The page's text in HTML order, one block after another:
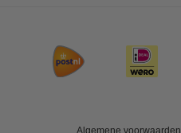
Algemene voorwaarden